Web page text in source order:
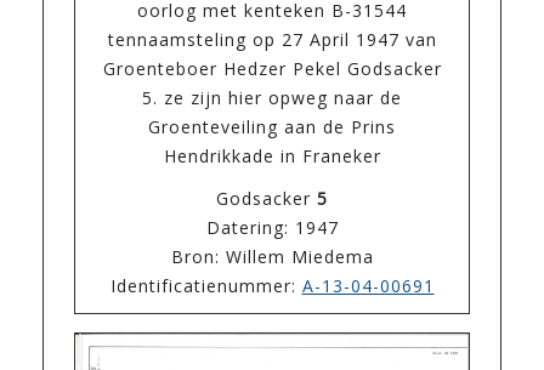
oorlog met kenteken B-31544
tennaamsteling op 27 April 1947 van
Groenteboer Hedzer Pekel Godsacker
5. ze zijn hier opweg naar de
Groenteveiling aan de Prins
Hendrikkade in Franeker
Godsacker 5
Datering: 1947
Bron: Willem Miedema
Identificatienummer: A-13-04-00691